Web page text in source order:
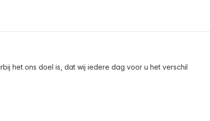
het ons doel is, dat wij iedere dag voor u het verschil